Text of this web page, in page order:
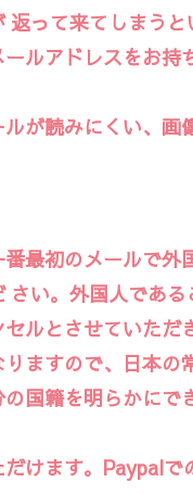
って来てしまう
ルアドレスをお持
が読みにくい、画
最初のメールで外
い。外国人である
ルとさせていただ
ますので、日本の
国籍を明らかにで
けます。Paypalで